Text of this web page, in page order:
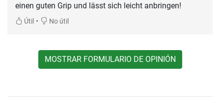
einen guten Grip und lässt sich leicht anbringen!
Útil • No útil
MOSTRAR FORMULARIO DE OPINIÓN